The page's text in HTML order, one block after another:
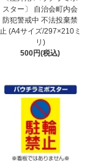
スター〕 自治会町内会
防犯警戒中 不法投棄禁
止 (A4サイズ/297×210ミ
リ)
500円(税込)